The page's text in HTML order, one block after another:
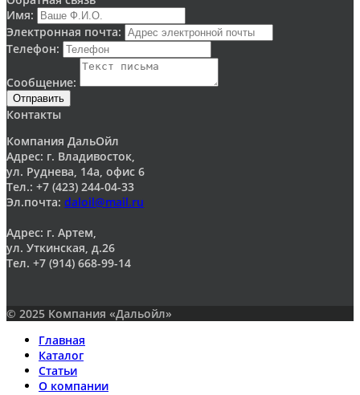
Имя:
Электронная почта:
Телефон:
Сообщение:
Отправить
Контакты
Компания ДальОйл
Адрес: г. Владивосток,
ул. Руднева, 14а, офис 6
Тел.: +7 (423) 244-04-33
Эл.почта: daloil@mail.ru
Адрес: г. Артем,
ул. Уткинская, д.26
Тел. +7 (914) 668-99-14
© 2025 Компания «Дальойл»
Главная
Каталог
Статьи
О компании